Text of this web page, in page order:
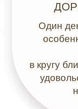
Один
в кругу